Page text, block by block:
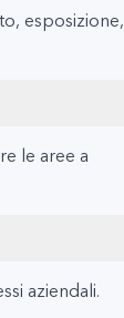
esposizione,
le aree a
aziendali.